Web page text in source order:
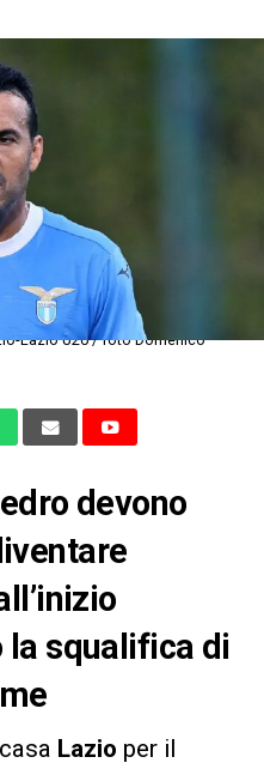
devono
squalifica di
Lazio per il